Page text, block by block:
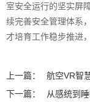
室安全运行的坚实屏
续完善安全管理体系
才培育工作稳步推进
上一篇：
航空VR智
下一篇：
从感统到